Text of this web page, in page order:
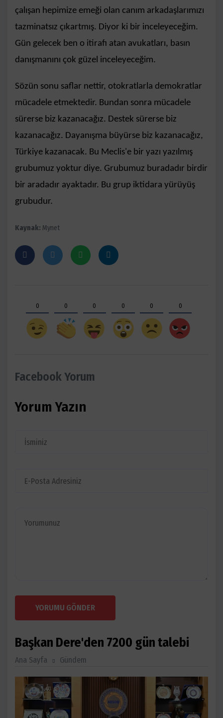
çalışan hepimize emeği olan canım arkadaşlarımızı
tazminatsız çıkartmış. Diyor ki bir inceleyeceğim.
Gün gelecek ben o itirafı atan avukatları, basın
danışmanını çok güzel inceleyeceğim.
Sözün sonu saflar nettir, otokratlarla demokratlar
mücadele etmektedir. Bundan sonra mücadele
sürerse biz kazanacağız. Destek sürerse biz
kazanacağız. Dayanışma büyürse biz kazanacağız,
Türkiye kazanacak. Bu Meclis'e bir yazı yazılmış
grubumuz yoktur diye. Grubumuz buradadır birdir
bir aradadır ayaktadır. Bu grup iktidara yürüyüş
grubudur.
Kaynak: Mynet
0 0 0 0 0 0
Facebook Yorum
Yorum Yazın
YORUMU GÖNDER
Başkan Dere'den 7200 gün talebi
Ana Sayfa Gündem